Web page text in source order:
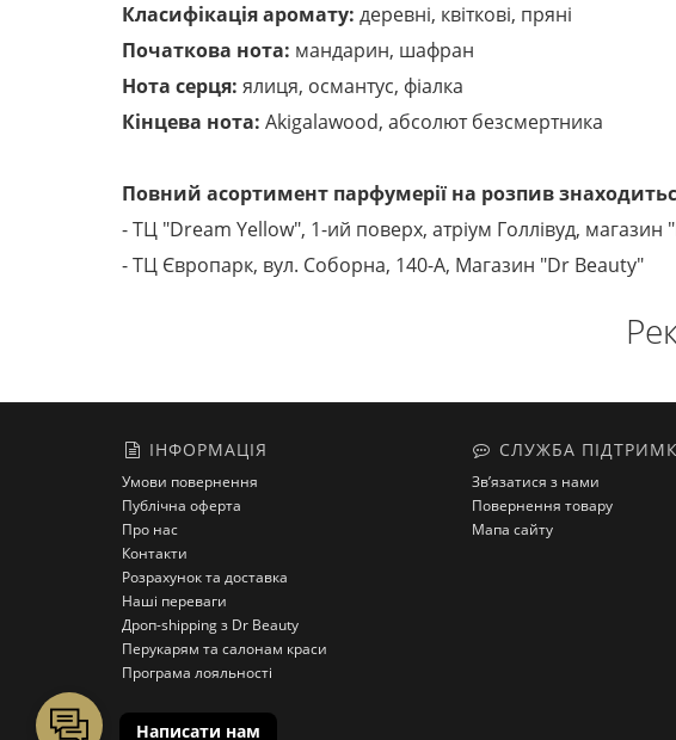
Класифікація аромату: деревні, квіткові, пряні
Початкова нота: мандарин, шафран
Нота серця: ялиця, османтус, фіалка
Кінцева нота: Akigalawood, абсолют безсмертника
Повний асортимент парфумерії на розпив
- ТЦ "Dream Yellow", 1-ий поверх, атріум Голлівуд, магазин
- ТЦ Європарк, вул. Соборна, 140-A, Магазин "Dr Beauty"
ІНФОРМАЦІЯ
Умови повернення
Публічна оферта
Про нас
Контакти
Розрахунок та доставка
Наші переваги
Дроп-shipping з Dr Beauty
Перукарям та салонам краси
Програма лояльності
СЛУЖБА
Зв’язатися з нами
Повернення товару
Мапа сайту